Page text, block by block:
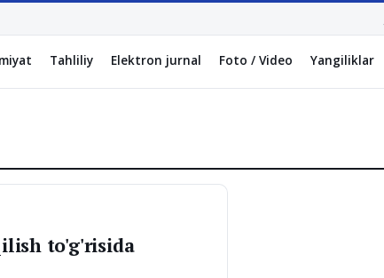
Tahliliy Elektron jurnal Foto / Video Yangiliklar
to'g'risida